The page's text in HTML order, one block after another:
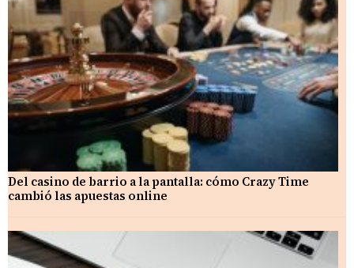
Del casino de barrio a la pantalla: cómo Crazy Time
cambió las apuestas online